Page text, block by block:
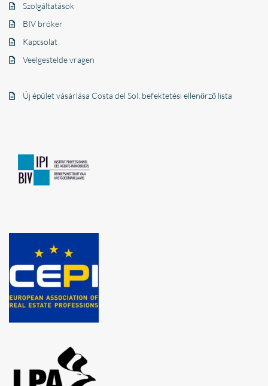
Szolgáltatások
BIV bróker
Kapcsolat
Veelgestelde vragen
Új épület vásárlása Costa del Sol: befektetési ellenőrző lista